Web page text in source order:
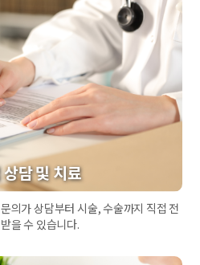
담 및 치료
의가 상담부터 시술, 수술까지 직접 전
을 수 있습니다.